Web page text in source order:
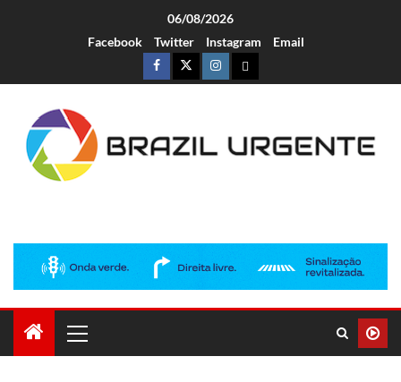
06/08/2026
Facebook
Twitter Instagram Email